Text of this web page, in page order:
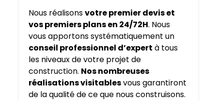
Nous réalisonsvotre premier devis et
vos premiers plans en 24/72H. Nous
vous apportons systématiquement un
conseil professionnel d’expert à tous
les niveaux de votre projet de
construction. Nos nombreuses
réalisations visitablesvous garantiront
de la qualité de ce que nous construisons.